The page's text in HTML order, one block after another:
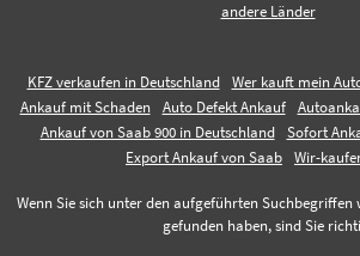
andere Länder
KFZ verkaufen in Deutschland Wer kauft mein
Ankauf mit Schaden
Auto Defekt Ankauf
Ankauf von Saab 900 in Deutschland
Sofort
Export Ankauf von Saab
Wir-
Wenn Sie sich unter den aufgeführten Suchbegriffen
gefunden haben, sind Sie